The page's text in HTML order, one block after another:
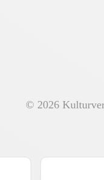
© 2026